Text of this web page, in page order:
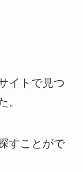
イトで見つ
。
すことがで